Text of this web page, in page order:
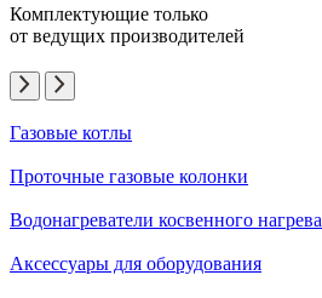
Комплектующие только
от ведущих производителей
Газовые котлы
Проточные газовые колонки
Водонагреватели косвенного нагрева
Аксессуары для оборудования